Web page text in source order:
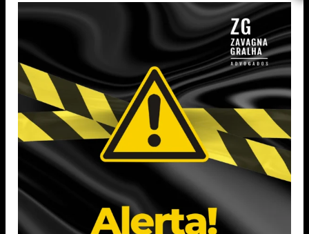
Experiência Profissional
Experiência em rotinas administrativas e jurídicas, com
atuação em
controle e acompanhamento de prazos processuais,
organização
documental e atualização de processos em sistemas
jurídicos como eProc,
PJe, Projudi e eSAJ.
Atuação no apoio ao núcleo de audiências, incluindo
agendamento e
controle de sessões, além de participação como preposta